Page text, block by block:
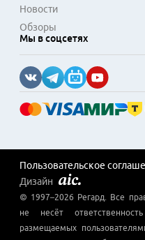
Новости
Обзоры
Мы в соцсетях
Пользовательское
Дизайн
© 1997–2026 Регард . Все
не несёт
размещаемых